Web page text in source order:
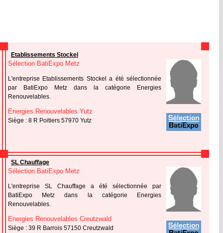
Etablissements Stockel
Sélection BatiExpo Metz
L'entreprise Etablissements Stockel a été sélectionnée
par BatiExpo Metz dans la catégorie Energies
Renouvelables.
Energies Renouvelables Yutz
Siège : 8 R Poitiers 57970 Yutz
SL Chauffage
Sélection BatiExpo Metz
L'entreprise SL Chauffage a été sélectionnée par
BatiExpo Metz dans la catégorie Energies
Renouvelables.
Energies Renouvelables Creutzwald
Siège : 39 R Barrois 57150 Creutzwald